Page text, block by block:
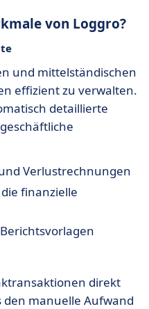
von Loggro?
und mittelständischen
effizient zu verwalten.
detaillierte
Verlustrechnungen
finanzielle
direkt
manuelle Aufwand